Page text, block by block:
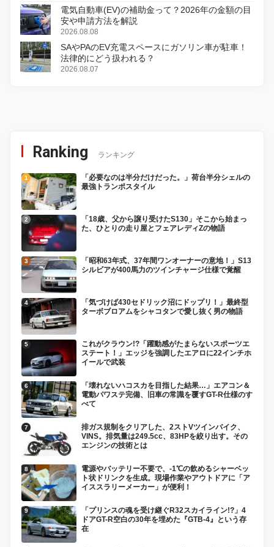
電気自動車(EV)の補助金って？2026年の金額の目
安や申請方法を解説
2026.08.08
SAやPAのEV充電スペースにガソリン車が駐車！
法律的にどう扱われる？
2026.08.07
Ranking ランキング
「必要なのは半分だけだった。」荷台半分シェルの
最強トランポスタイル
「18歳、父から譲り受けたS130」そこから始まっ
た、ひとりの走り屋とフェアレディZの物語
「昭和63年式、37年間ワンオーナーの意地！」S13
シルビアが400馬力のツインチャージ仕様で覚醒
「気づけば430セドリック沼にドップリ！」最終型
ターボブロアムをシャコタンで愛し抜く男の物語
これがクラウン!?「躍動感がたまらないスポーツエ
ステート！」エッジを強調したエアロに22インチホ
イールで武装
「壊れないハコスカを目指した結果…」エアコン＆
電動パワステ完備、旧車の常識を覆すGT-R仕様のす
べて
排ガス規制をクリアした、2ストVツインバイク、
VINS。排気量は249.5cc、83HPを絞り出す。その
エンジンの技術とは
電源やバッテリー不要で、-1℃の飲めるシャーベッ
ト状ドリンクを生成。現場作業やアウトドアに「ア
イススラリーメーカー」が便利！
「プリンスの魂を受け継ぐR32スカイライン!?」4
ドアGT-R空白の30年を埋めた『GTB-4』という存
在